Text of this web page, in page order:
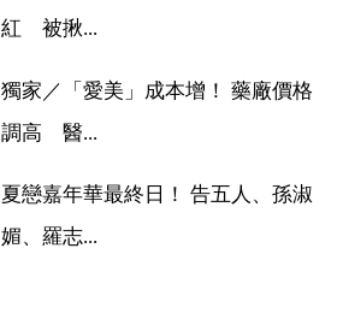
紅 被揪...
獨家／「愛美」成本增！ 藥廠價格
調高 醫...
夏戀嘉年華最終日！ 告五人、孫淑
媚、羅志...